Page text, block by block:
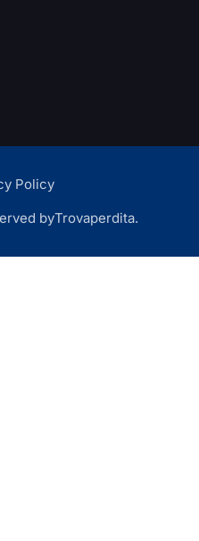
Policy
byTrovaperdita.